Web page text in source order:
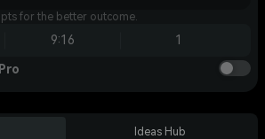
for the better outcome.
9:16 1
Ideas Hub